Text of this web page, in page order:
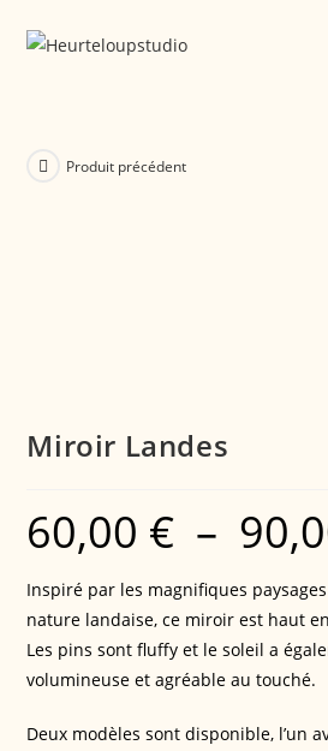
Produit précédent
Miroir Landes
60,00 € –
Inspiré par les magnifiques
nature landaise, ce miroir est haut
Les pins sont fluffy et le soleil a
volumineuse et agréable au touché.
Deux modèles sont disponible, l’un